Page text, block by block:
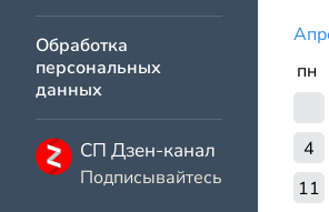
Обработка
персональных
данных
СП Дзен-канал
Подписывайтесь
пн
4
11